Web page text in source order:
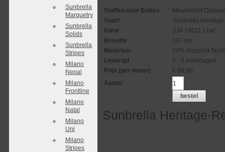
Sunbrella
Marquetry
Sunbrella
Solids
Sunbrella
Stripes
Milano
Nepal
Milano
Frontline
Milano
Natal
Milano
Uni
Milano
Stripes
Stoffen voor Buiten
Meubelstof
Soort
Sunbrella Heritage
Kleur
SJA 18011 Leaf
Breedte
137 cm.
Materiaal
50% recycled
Levertijd
3 - 5 werkdagen
Prijs (per meter)
€ 68,00
Aantal
bestel
Sunbrella Heritage-